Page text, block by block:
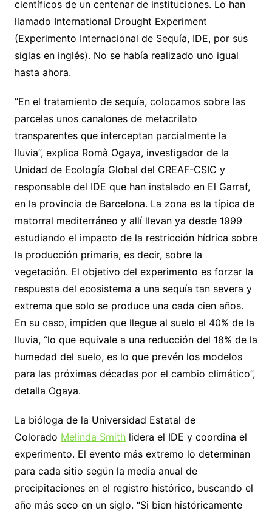
científicos de un centenar de instituciones. Lo han
llamado International Drought Experiment
(Experimento Internacional de Sequía, IDE, por sus
siglas en inglés). No se había realizado uno igual
hasta ahora.
“En el tratamiento de sequía, colocamos sobre las
parcelas unos canalones de metacrilato
transparentes que interceptan parcialmente la
lluvia”, explica Romà Ogaya, investigador de la
Unidad de Ecología Global del CREAF-CSIC y
responsable del IDE que han instalado en El Garraf,
en la provincia de Barcelona. La zona es la típica de
matorral mediterráneo y allí llevan ya desde 1999
estudiando el impacto de la restricción hídrica sobre
la producción primaria, es decir, sobre la
vegetación. El objetivo del experimento es forzar la
respuesta del ecosistema a una sequía tan severa y
extrema que solo se produce una cada cien años.
En su caso, impiden que llegue al suelo el 40% de la
lluvia, “lo que equivale a una reducción del 18% de la
humedad del suelo, es lo que prevén los modelos
para las próximas décadas por el cambio climático”,
detalla Ogaya.
La bióloga de la Universidad Estatal de
Colorado Melinda Smithlidera el IDE y coordina el
experimento. El evento más extremo lo determinan
para cada sitio según la media anual de
precipitaciones en el registro histórico, buscando el
año más seco en un siglo. “Si bien históricamente